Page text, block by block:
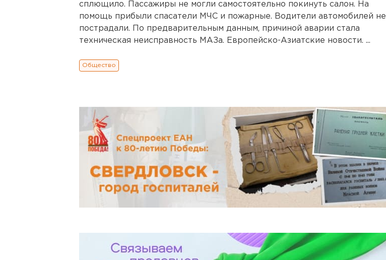
сплющило. Пассажиры не могли самостоятельно покинуть салон. На
помощь прибыли спасатели МЧС и пожарные. Водители автомобилей не
пострадали. По предварительным данным, причиной аварии стала
техническая неисправность МАЗа. Европейско-Азиатские новости. ...
Общество